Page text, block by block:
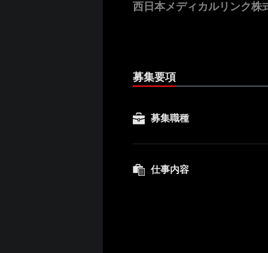
西日本メディカルリンク株
募集要項
募集職種
仕事内容